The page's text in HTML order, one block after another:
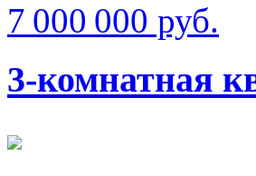
7 000 000 руб.
3-комнатная